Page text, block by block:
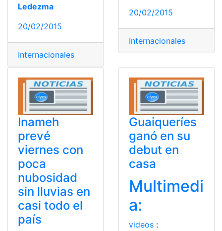
Ledezma
20/02/2015
Internacionales
20/02/2015
Internacionales
Inameh
prevé
viernes con
poca
nubosidad
sin lluvias en
casi todo el
país
Guaiqueríes
ganó en su
debut en
casa
Multimedi
a:
videos :